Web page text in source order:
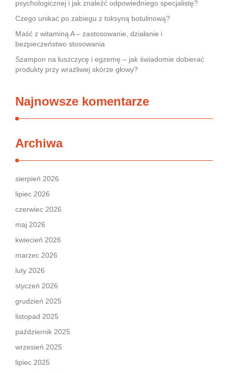
psychologicznej i jak znaleźć odpowiedniego specjalistę?
Czego unikać po zabiegu z toksyną botulinową?
Maść z witaminą A – zastosowanie, działanie i
bezpieczeństwo stosowania
Szampon na łuszczycę i egzemę – jak świadomie dobierać
produkty przy wrażliwej skórze głowy?
Najnowsze komentarze
Archiwa
sierpień 2026
lipiec 2026
czerwiec 2026
maj 2026
kwiecień 2026
marzec 2026
luty 2026
styczeń 2026
grudzień 2025
listopad 2025
październik 2025
wrzesień 2025
lipiec 2025